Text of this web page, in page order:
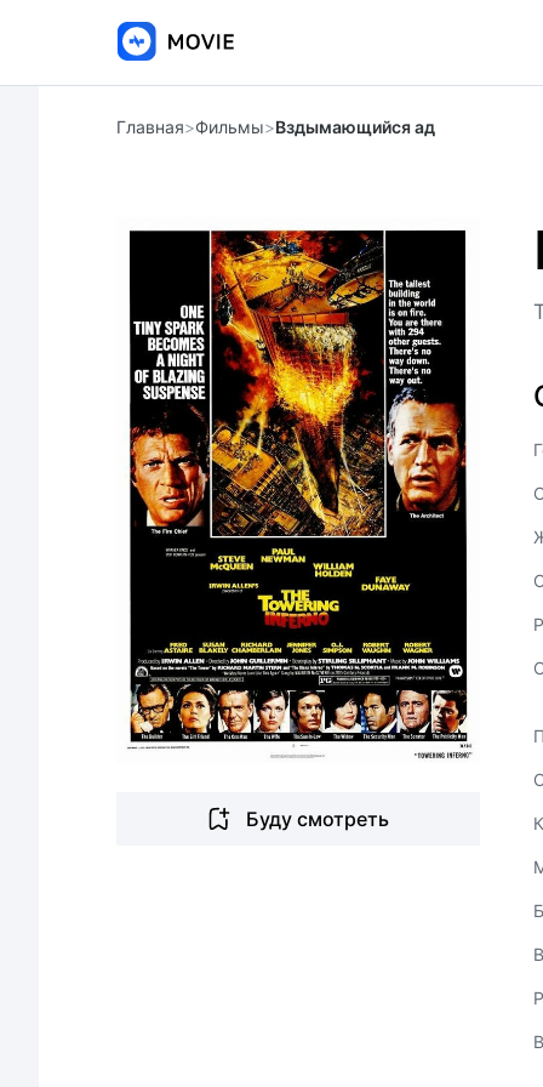
Главная>Фильмы>Вздымающийся ад
Буду смотреть